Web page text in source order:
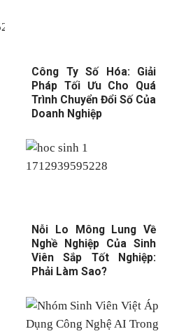
Công Ty Số Hóa: Giải
Pháp Tối Ưu Cho Quá
Trình Chuyển Đổi Số Của
Doanh Nghiệp
Nỗi Lo Mông Lung Về
Nghề Nghiệp Của Sinh
Viên Sắp Tốt Nghiệp:
Phải Làm Sao?